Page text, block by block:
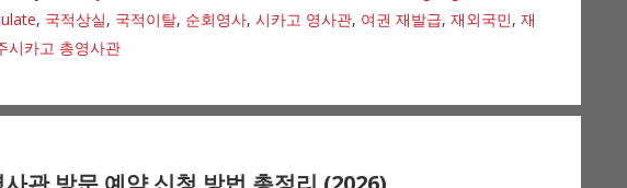
, 국적상실, 국적이탈, 순회영사, 시카고 영사관, 여권 재발급, 재외국민, 재
시카고 총영사관